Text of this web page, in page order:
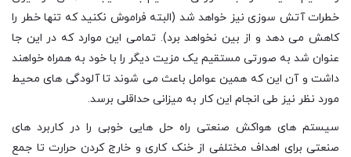
خطرات آتش سوزی نیز خواهد شد (البته فراموش نکنید که تنها خطر را
کاهش می دهد و از بین نخواهد برد). تمامی این موارد که در این جا
عنوان شد به صورتی مستقیم یک مزیت دیگر را با خود به همراه خواهند
داشت و آن این که همین عوامل باعث می شوند تا آلودگی های محیط
مورد نظر نیز طی انجام این کار به میزانی حداقلی برسد.
سیستم های هواکش صنعتی راه حل هایی خوبی را در کاربرد های
صنعتی برای اهداف مختلفی از خنک کاری و خارج کردن حرارت تا جمع